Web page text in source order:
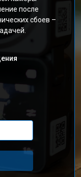
после
сбоев –